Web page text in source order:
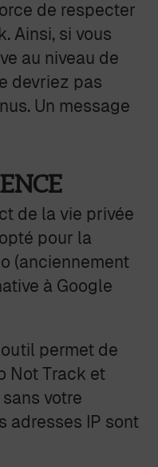
de respecter
Ainsi, si vous
au niveau de
devriez pas
Un message
de la vie privée
pour la
(anciennement
à Google
permet de
Not Track et
votre
adresses IP sont